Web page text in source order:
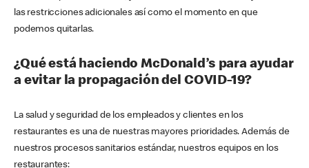
las restricciones adicionales así como el momento en que
podemos quitarlas.
¿Qué está haciendo McDonald’s para ayudar
a evitar la propagación del COVID-19?
La salud y seguridad de los empleados y clientes en los
restaurantes es una de nuestras mayores prioridades. Además de
nuestros procesos sanitarios estándar, nuestros equipos en los
restaurantes: